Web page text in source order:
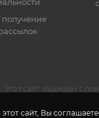
получение
Этот сайт защищен с
сайт, Вы